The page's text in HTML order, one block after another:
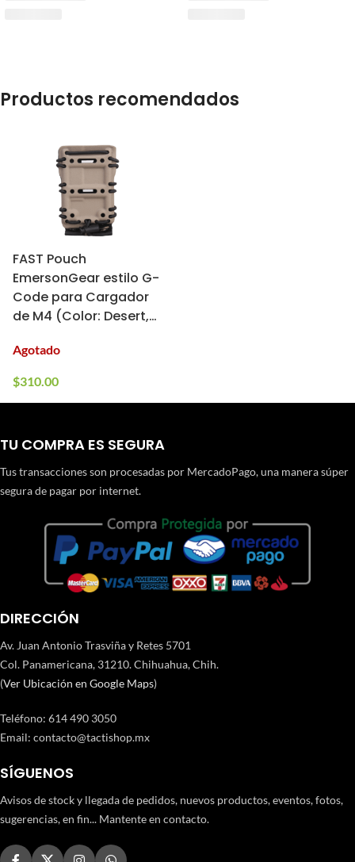
Productos recomendados
FAST Pouch
EmersonGear estilo G-
Code para Cargador
de M4 (Color: Desert,
Cinturón)
Agotado
$310.00
TU COMPRA ES SEGURA
Tus transacciones son procesadas por MercadoPago, una manera súper
segura de pagar por internet.
DIRECCIÓN
Av. Juan Antonio Trasviña y Retes 5701
Col. Panamericana, 31210. Chihuahua, Chih.
(Ver Ubicación en Google Maps)
Teléfono: 614 490 3050
Email: contacto@tactishop.mx
SÍGUENOS
Avisos de stock y llegada de pedidos, nuevos productos, eventos, fotos,
sugerencias, en fin... Mantente en contacto.